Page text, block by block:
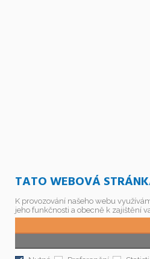
TATO WEBOVÁ
K provozování našeho webu
jeho funkčnosti a obecně k zajištění